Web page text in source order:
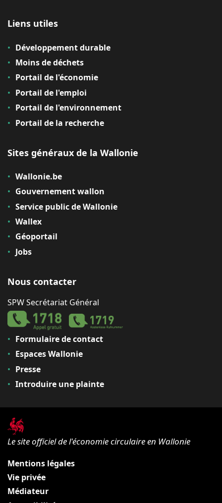
Liens utiles
Développement durable
Moins de déchets
Portail de l'économie
Portail de l'emploi
Portail de l'environnement
Portail de la recherche
Sites généraux de la Wallonie
Wallonie.be
Gouvernement wallon
Service public de Wallonie
Wallex
Géoportail
Jobs
Nous contacter
SPW Secrétariat Général
Formulaire de contact
Espaces Wallonie
Presse
Introduire une plainte
Le site officiel de l'économie circulaire en Wallonie
Mentions légales
Vie privée
Médiateur